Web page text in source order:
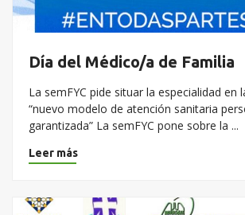
Día del Médico/a de Familia
La semFYC pide situar la especialidad en
“nuevo modelo de atención sanitaria
garantizada” La semFYC pone sobre la ...
Leer más